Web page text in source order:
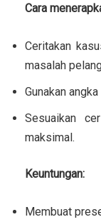
Cara
Ceritakan
masalah
Gunakan
Sesuaikan
maksimal.
Keuntungan:
Membuat